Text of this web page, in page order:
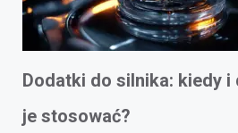
Dodatki do silnika: kiedy
je stosować?